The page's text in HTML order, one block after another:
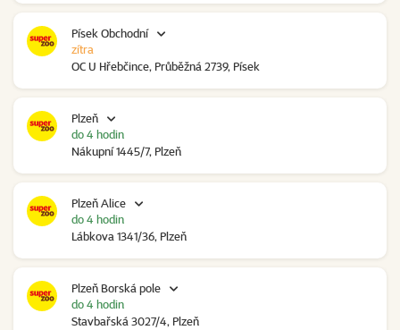
Písek Obchodní
OC U Hřebčince, Průběžná 2739, Písek
zítra
Plzeň
Nákupní 1445/7, Plzeň
do 4 hodin
Plzeň Alice
Lábkova 1341/36, Plzeň
do 4 hodin
Plzeň Borská pole
Stavbařská 3027/4, Plzeň
do 4 hodin